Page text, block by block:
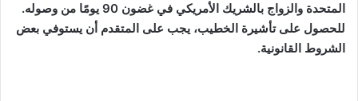
المتحدة والزواج بالشريك الأمريكي في غضون 90 يومًا من وصوله.
للحصول على تأشيرة الخطيب، يجب على المتقدم أن يستوفي بعض
الشروط القانونية.